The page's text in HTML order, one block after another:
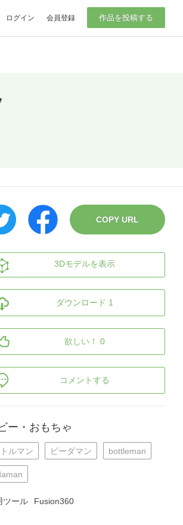
ログイン 会員登録 作品を投稿する
COPY URL
3Dモデルを表示
ダウンロード 1
欲しい！ 0
コメントする
ー・おもちゃ
ルマン ビーダマン bottleman
ツール Fusion360